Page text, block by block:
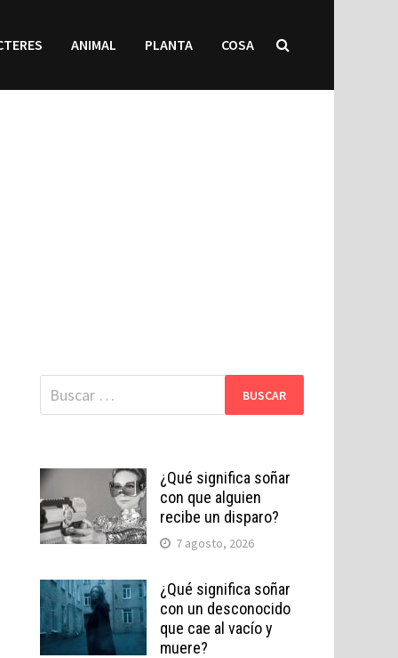
ANIMAL PLANTA COSA
Buscar:
¿Qué significa soñar
con que alguien
recibe un disparo?
7 agosto, 2026
¿Qué significa soñar
con un desconocido
que cae al vacío y
muere?